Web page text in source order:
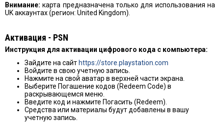
Внимание: карта предназначена только для использования на
UK аккаунтах (регион: United Kingdom).
Активация - PSN
Инструкция для активации цифрового кодa c компьютера:
Зайдите на сайтhttps://store.playstation.com
Войдите в свою учетную запись.
Нажмите на свой аватар в верхней части экрана.
Выберите Погашение кодов (Redeem Code) в
раскрывающемся меню.
Введите код и нажмите Погасить (Redeem).
Средства или материалы будут добавлены в вашу
учетную запись.